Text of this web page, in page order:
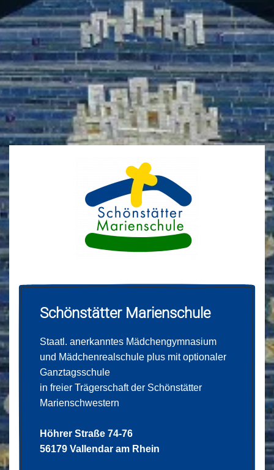
Schönstätter Marienschule
Staatl. anerkanntes Mädchengymnasium
und Mädchenrealschule plus mit optionaler
Ganztagsschule
in freier Trägerschaft der Schönstätter
Marienschwestern
Höhrer Straße 74-76
56179 Vallendar am Rhein